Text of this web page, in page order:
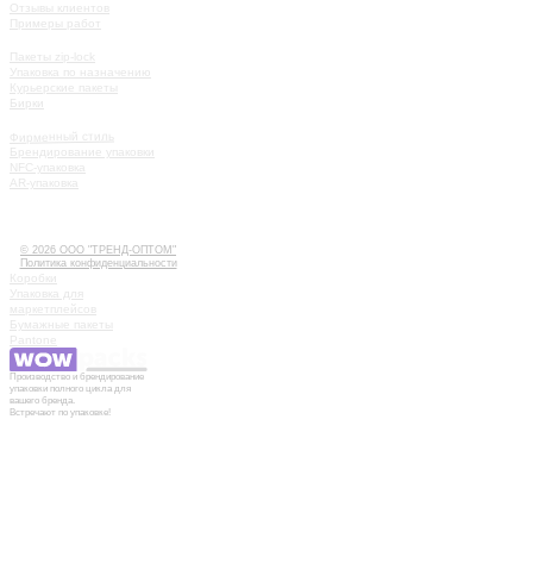
Примеры работ
Пакеты zip-lock
Упаковка по назначению
Курьерские пакеты
Бирки
Фирменный стиль
Брендирование упаковки
NFC-упаковка
AR-упаковка
© 2026 ООО "ТРЕНД-ОПТОМ"
Политика конфиденциальности
Коробки
Упаковка для
маркетплейсов
Бумажные пакеты
Pantone
Производство и брендирование
упаковки полного цикла для
вашего бренда.
Встречают по упаковке!